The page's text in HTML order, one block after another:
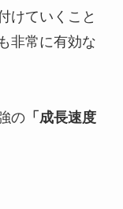
けていくこと
非常に有効な
の「成長速度